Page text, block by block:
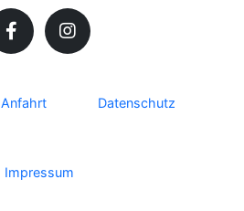
Anfahrt Datenschutz
Impressum